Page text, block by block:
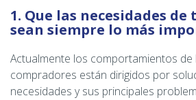
1. Que las necesidades
sean siempre lo más
Actualmente los comportamientos de
compradores están dirigidos por
necesidades y sus principales